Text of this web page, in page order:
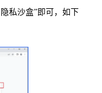
私沙盒”即可，如下